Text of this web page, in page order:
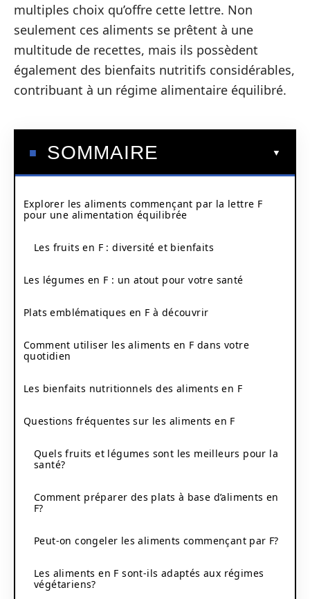
multiples choix qu’offre cette lettre. Non
seulement ces aliments se prêtent à une
multitude de recettes, mais ils possèdent
également des bienfaits nutritifs considérables,
contribuant à un régime alimentaire équilibré.
SOMMAIRE
Explorer les aliments commençant par la lettre F
pour une alimentation équilibrée
Les fruits en F : diversité et bienfaits
Les légumes en F : un atout pour votre santé
Plats emblématiques en F à découvrir
Comment utiliser les aliments en F dans votre
quotidien
Les bienfaits nutritionnels des aliments en F
Questions fréquentes sur les aliments en F
Quels fruits et légumes sont les meilleurs pour la
santé?
Comment préparer des plats à base d’aliments en
F?
Peut-on congeler les aliments commençant par F?
Les aliments en F sont-ils adaptés aux régimes
végétariens?